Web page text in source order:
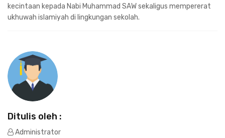
kecintaan kepada Nabi Muhammad SAW sekaligus mempererat
ukhuwah islamiyah di lingkungan sekolah.
Ditulis oleh :
Administrator